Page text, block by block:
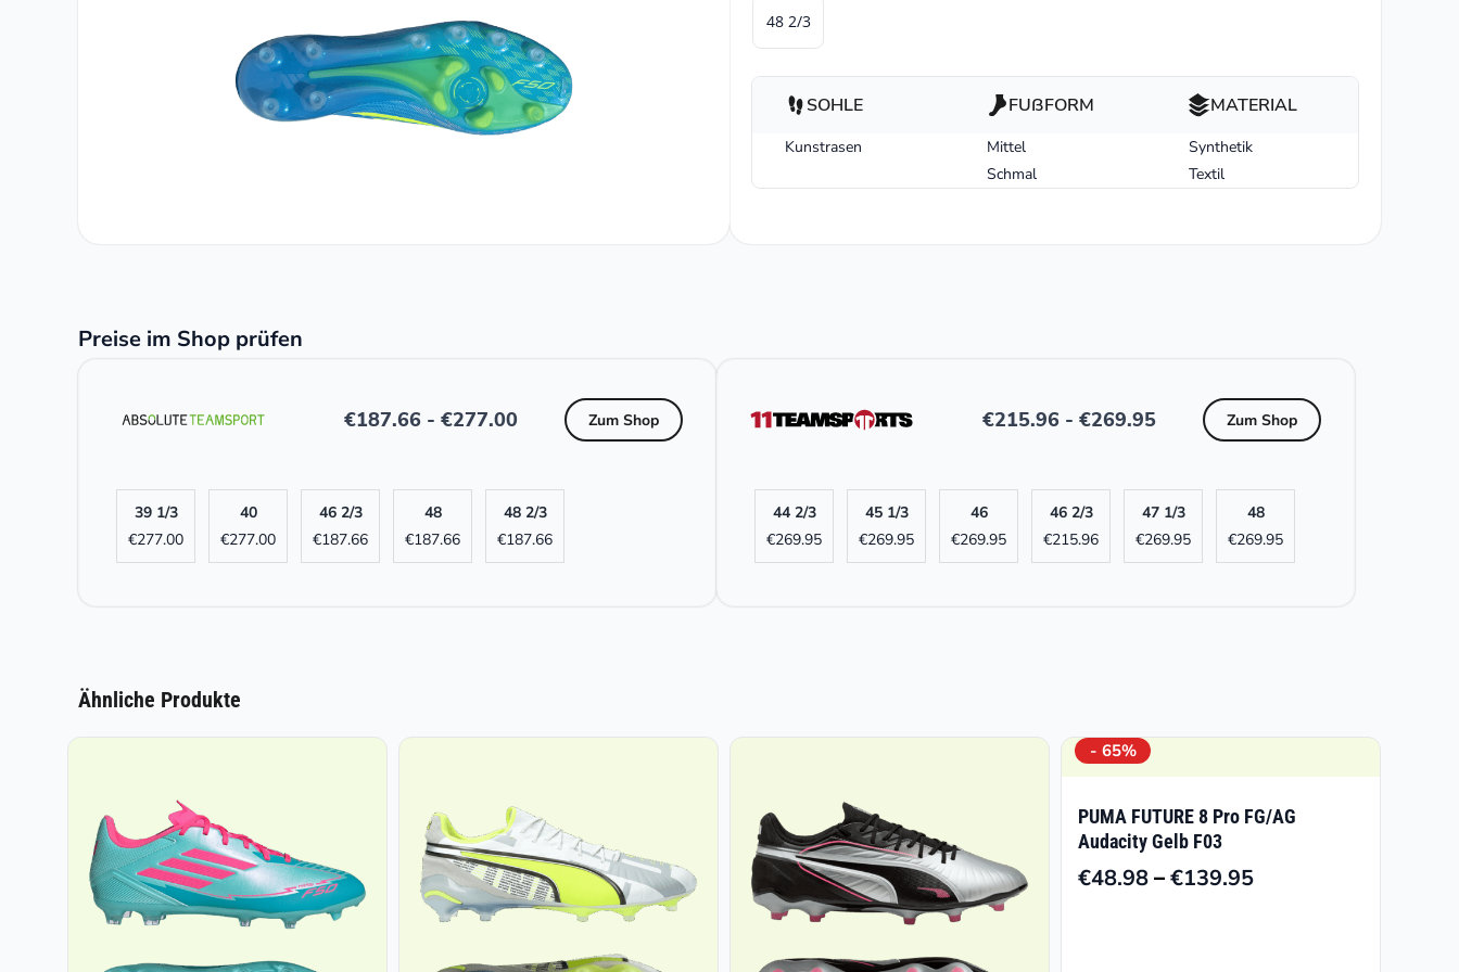
48 2/3
SOHLE
Kunstrasen
FUßFORM
Mittel
Schmal
MATERIAL
Synthetik
Textil
Preise im Shop prüfen
€187.66 - €277.00 Zum Shop
39 1/3
€277.00
40
€277.00
46 2/3
€187.66
48
€187.66
48 2/3
€187.66
€215.96 - €269.95 Zum Shop
44 2/3
€269.95
45 1/3
€269.95
46
€269.95
46 2/3
€215.96
47 1/3
€269.95
48
€269.95
Ähnliche Produkte
- 65%
PUMA FUTURE 8 Pro FG/AG
Audacity Gelb F03
€48.98–€139.95Preisspanne: